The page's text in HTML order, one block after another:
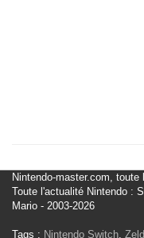
Nintendo-master.com,
Toute l'actualité Nintendo :
Mario - 2003-2026
Tags : Nintendo Switch,